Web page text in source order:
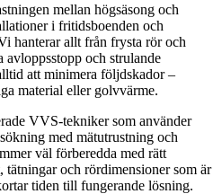
mellan högsäsong och
i fritidsboenden och
hanterar allt från frysta rör och
och strulande
att minimera följdskador –
material eller golvvärme.
VVS‑tekniker som använder
med mätutrustning och
väl förberedda med rätt
och rördimensioner som är
tiden till fungerande lösning.